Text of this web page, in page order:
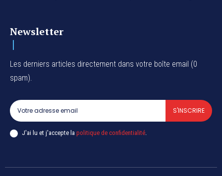
Newsletter
Les derniers articles directement dans votre boîte email (0
spam).
S'INSCRIRE
J'ai lu et j'accepte la politique de confidentialité.